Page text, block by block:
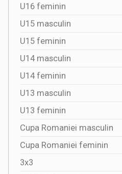
U16 feminin
U15 masculin
U15 feminin
U14 masculin
U14 feminin
U13 masculin
U13 feminin
Cupa Romaniei masculin
Cupa Romaniei feminin
3x3